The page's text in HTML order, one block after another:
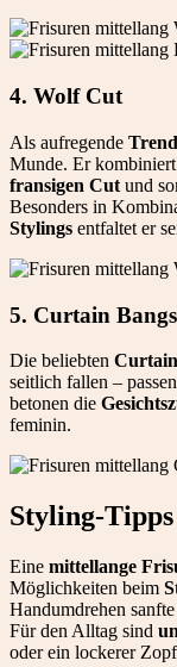
4. Wolf Cut
Als aufregende
Munde. Er
fransigen Cut und
Besonders in
Stylings entfaltet er
5. Curtain Bangs
Die beliebten
seitlich fallen –
betonen die
feminin.
Styling-
Eine mittellange
Möglichkeiten beim
Handumdrehen sanfte
Für den Alltag sind
oder ein lockerer